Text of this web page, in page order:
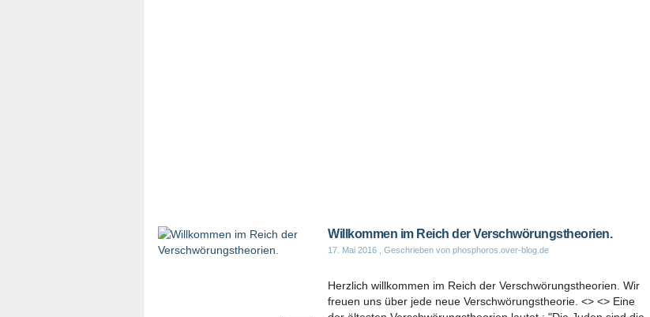
Willkommen im Reich der Verschwörungstheorien.
17. Mai 2016 , Geschrieben von phosphoros.over-blog.de
Herzlich willkommen im Reich der Verschwörungstheorien. Wir
freuen uns über jede neue Verschwörungstheorie. <> <> Eine